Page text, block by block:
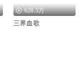
628.5万
三界血歌